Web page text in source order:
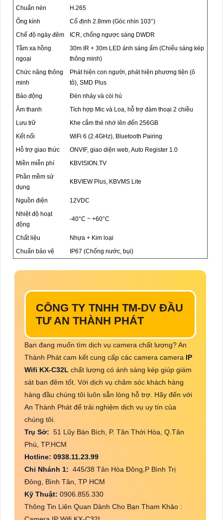
Chuẩn nén
H.265
Ống kính
Cố định 2.8mm (Góc nhìn 103°)
Chế độ ngày đêm
ICR, chống ngược sáng DWDR
Tầm xa hồng
ngoại
30m IR + 30m LED ánh sáng ấm (Chiếu sáng kép
thông minh)
Chức năng thông
minh
Phát hiện con người, phát hiện phương tiện (ô
tô), SMD Plus
Báo động
Đèn nháy và còi hú
Âm thanh
Tích hợp Mic và Loa, hỗ trợ đàm thoại 2 chiều
Lưu trữ
Khe cắm thẻ nhớ lên đến 256GB
Kết nối
WiFi 6 (2.4GHz), Bluetooth Pairing
Hỗ trợ giao thức
ONVIF, giao diện web, Auto Register 1.0
Miền miễn phí
KBVISION.TV
Phần mềm sử
dụng
KBVIEW Plus, KBVMS Lite
Nguồn điện
12VDC
Nhiệt độ hoạt
động
-40°C ~ +60°C
Chất liệu
Nhựa + Kim loại
Chuẩn bảo vệ
IP67 (Chống nước, bụi)
CÔNG TY TNHH TM-DV ĐẦU
TƯ AN THÀNH PHÁT
Bạn đang muốn tìm dịch vụ camera chất lượng? An
Thành Phát cam kết cung cấp các camera camera IP
Wifi KX-C32L chất lượng có ánh sáng kép giúp giám
sát ban đêm tốt. Với dịch vụ chăm sóc khách hàng
hàng đầu chúng tôi luôn sẵn lòng hỗ trợ. Hãy đến với
An Thành Phát để trải nghiệm dịch vụ uy tín của
chúng tôi.
Trụ Sở: 51 Lũy Bán Bích, P. Tân Thới Hòa, Q.Tân
Phú, TP.HCM
Hotline: 0938.11.23.99
Chi Nhánh 1: 445/38 Tân Hòa Đông,P Bình Trị
Đông, Bình Tân, TP HCM
Kỹ Thuật: 0906.855.330
Thông Tin Liên Quan Dành Cho Bạn Tham Khảo :